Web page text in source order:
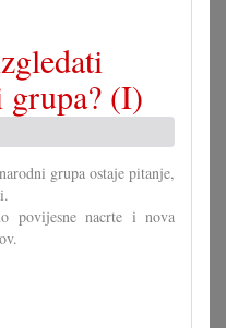
grupa? (I)
grupa ostaje pitanje,
povijesne nacrte i nova